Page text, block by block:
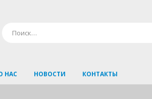
НАС НОВОСТИ КОНТАКТЫ